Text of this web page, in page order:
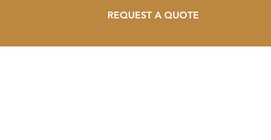
REQUEST A QUOTE